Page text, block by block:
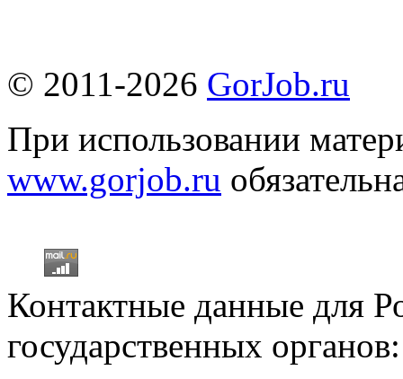
© 2011-2026 GorJob.ru
При использовании
www.gorjob.ru
Контактные данные для
государственных